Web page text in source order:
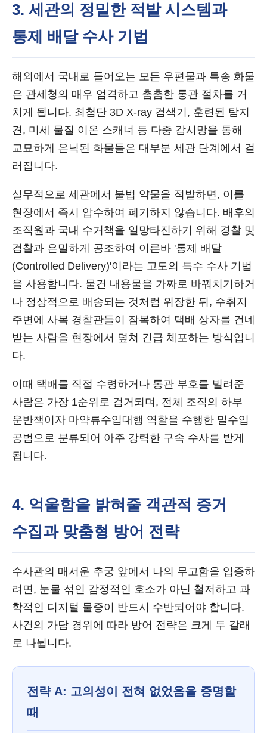
3. 세관의 정밀한 적발 시스템과
통제 배달 수사 기법
해외에서 국내로 들어오는 모든 우편물과 특송 화물
은 관세청의 매우 엄격하고 촘촘한 통관 절차를 거
치게 됩니다. 최첨단 3D X-ray 검색기, 훈련된 탐지
견, 미세 물질 이온 스캐너 등 다중 감시망을 통해
교묘하게 은닉된 화물들은 대부분 세관 단계에서 걸
러집니다.
실무적으로 세관에서 불법 약물을 적발하면, 이를
현장에서 즉시 압수하여 폐기하지 않습니다. 배후의
조직원과 국내 수거책을 일망타진하기 위해 경찰 및
검찰과 은밀하게 공조하여 이른바 '통제 배달
(Controlled Delivery)'이라는 고도의 특수 수사 기법
을 사용합니다. 물건 내용물을 가짜로 바꿔치기하거
나 정상적으로 배송되는 것처럼 위장한 뒤, 수취지
주변에 사복 경찰관들이 잠복하여 택배 상자를 건네
받는 사람을 현장에서 덮쳐 긴급 체포하는 방식입니
다.
이때 택배를 직접 수령하거나 통관 부호를 빌려준
사람은 가장 1순위로 검거되며, 전체 조직의 하부
운반책이자 마약류수입대행 역할을 수행한 밀수입
공범으로 분류되어 아주 강력한 구속 수사를 받게
됩니다.
4. 억울함을 밝혀줄 객관적 증거
수집과 맞춤형 방어 전략
수사관의 매서운 추궁 앞에서 나의 무고함을 입증하
려면, 눈물 섞인 감정적인 호소가 아닌 철저하고 과
학적인 디지털 물증이 반드시 수반되어야 합니다.
사건의 가담 경위에 따라 방어 전략은 크게 두 갈래
로 나뉩니다.
전략 A: 고의성이 전혀 없었음을 증명할
때